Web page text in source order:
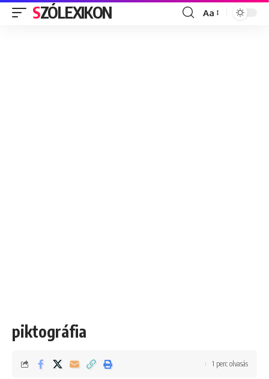
SZÓLEXIKON
Font
Aa
piktográfia
1 perc olvasás